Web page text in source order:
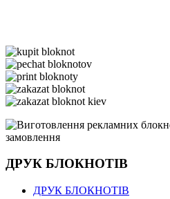
ДРУК БЛОКНОТІВ
ДРУК БЛОКНОТІВ